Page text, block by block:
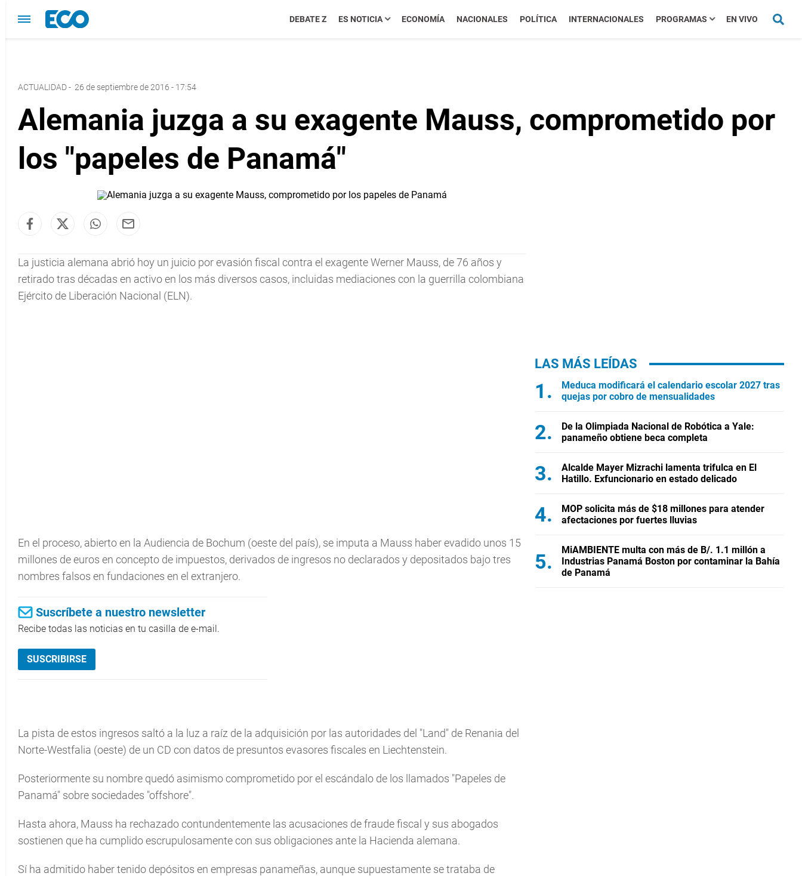
DEBATE Z ES NOTICIA ECONOMÍA NACIONALES POLÍTICA INTERNACIONALES PROGRAMAS EN VIVO
ACTUALIDAD- 26 de septiembre de 2016 - 17:54
Alemania juzga a su exagente Mauss, comprometido por
los "papeles de Panamá"
La justicia alemana abrió hoy un juicio por evasión fiscal contra el exagente Werner Mauss, de 76 años y
retirado tras décadas en activo en los más diversos casos, incluidas mediaciones con la guerrilla colombiana
Ejército de Liberación Nacional (ELN).
En el proceso, abierto en la Audiencia de Bochum (oeste del país), se imputa a Mauss haber evadido unos 15
millones de euros en concepto de impuestos, derivados de ingresos no declarados y depositados bajo tres
nombres falsos en fundaciones en el extranjero.
Suscríbete a nuestro newsletter
Recibe todas las noticias en tu casilla de e-mail.
SUSCRIBIRSE
La pista de estos ingresos saltó a la luz a raíz de la adquisición por las autoridades del "Land" de Renania del
Norte-Westfalia (oeste) de un CD con datos de presuntos evasores fiscales en Liechtenstein.
Posteriormente su nombre quedó asimismo comprometido por el escándalo de los llamados "Papeles de
Panamá" sobre sociedades "offshore".
Hasta ahora, Mauss ha rechazado contundentemente las acusaciones de fraude fiscal y sus abogados
sostienen que ha cumplido escrupulosamente con sus obligaciones ante la Hacienda alemana.
Sí ha admitido haber tenido depósitos en empresas panameñas, aunque supuestamente se trataba de
LAS MÁS LEÍDAS
Meduca modificará el calendario escolar 2027 tras
quejas por cobro de mensualidades
De la Olimpiada Nacional de Robótica a Yale:
panameño obtiene beca completa
Alcalde Mayer Mizrachi lamenta trifulca en El
Hatillo. Exfuncionario en estado delicado
MOP solicita más de $18 millones para atender
afectaciones por fuertes lluvias
MiAMBIENTE multa con más de B/. 1.1 millón a
Industrias Panamá Boston por contaminar la Bahía
de Panamá